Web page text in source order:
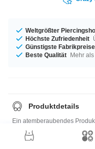
Weltgrößter
Höchste Zufriedenheit
Günstigste Fabrikpreise
Beste Qualität Mehr
Produktdetails
Ein atemberaubendes
Qualität! Am besten gleich